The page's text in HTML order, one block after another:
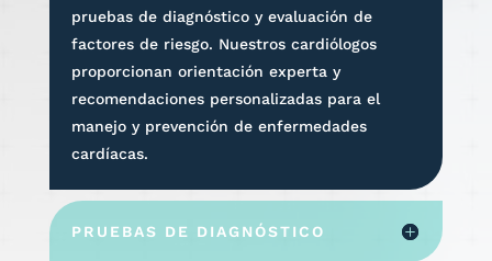
pruebas de diagnóstico y evaluación de
factores de riesgo. Nuestros cardiólogos
proporcionan orientación experta y
recomendaciones personalizadas para el
manejo y prevención de enfermedades
cardíacas.
PRUEBAS DE DIAGNÓSTICO